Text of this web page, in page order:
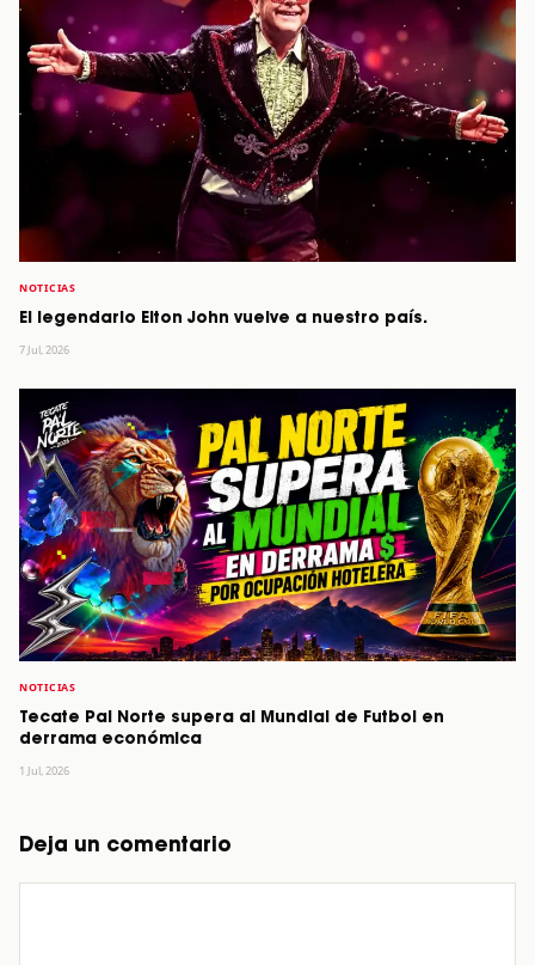
NOTICIAS
El legendario Elton John vuelve a nuestro país.
7 Jul, 2026
NOTICIAS
Tecate Pal Norte supera al Mundial de Futbol en
derrama económica
1 Jul, 2026
Deja un comentario